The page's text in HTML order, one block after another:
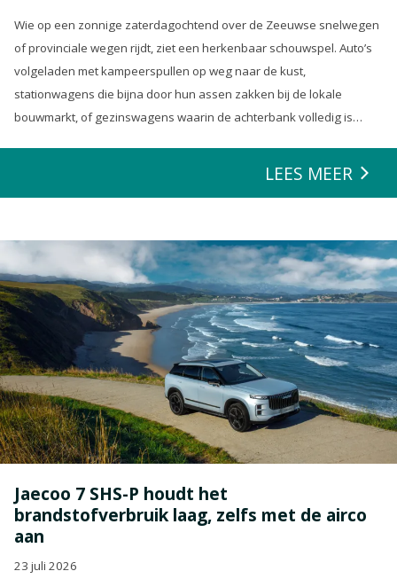
Wie op een zonnige zaterdagochtend over de Zeeuwse snelwegen
of provinciale wegen rijdt, ziet een herkenbaar schouwspel. Auto’s
volgeladen met kampeerspullen op weg naar de kust,
stationwagens die bijna door hun assen zakken bij de lokale
bouwmarkt, of gezinswagens waarin de achterbank volledig is
zeulen. We houden van onze auto’s en we verwachten dat ze alles
LEES MEER
Jaecoo 7 SHS-P houdt het
brandstofverbruik laag, zelfs met de airco
aan
23 juli 2026